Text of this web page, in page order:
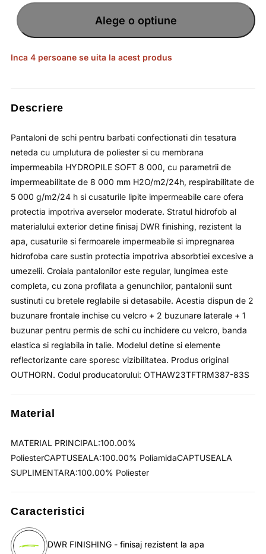
Cantitate
Pantaloni
lungi
pentru
barbati
impermeabila
HYDROPILE
maro
/
Alege o optiune
Inca 4 persoane se uita la acest produs
Descriere
Pantaloni de schi pentru barbati confectionati din tesatura
neteda cu umplutura de poliester si cu membrana
impermeabila HYDROPILE SOFT 8 000, cu parametrii de
impermeabilitate de 8 000 mm H2O/m2/24h, respirabilitate de
5 000 g/m2/24 h si cusaturile lipite impermeabile care ofera
protectia impotriva averselor moderate. Stratul hidrofob al
materialului exterior detine finisaj DWR finishing, rezistent la
apa, cusaturile si fermoarele impermeabile si impregnarea
hidrofoba care sustin protectia impotriva absorbtiei excesive a
umezelii. Croiala pantalonilor este regular, lungimea este
completa, cu zona profilata a genunchilor, pantalonii sunt
sustinuti cu bretele reglabile si detasabile. Acestia dispun de 2
buzunare frontale inchise cu velcro + 2 buzunare laterale + 1
buzunar pentru permis de schi cu inchidere cu velcro, banda
elastica si reglabila in talie. Modelul detine si elemente
reflectorizante care sporesc vizibilitatea. Produs original
OUTHORN. Codul producatorului: OTHAW23TFTRM387-83S
Material
MATERIAL PRINCIPAL:100.00%
PoliesterCAPTUSEALA:100.00% PoliamidaCAPTUSEALA
SUPLIMENTARA:100.00% Poliester
Caracteristici
DWR FINISHING - finisaj rezistent la apa